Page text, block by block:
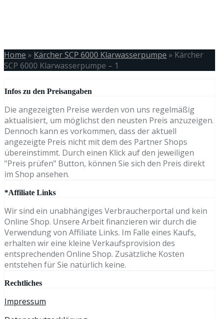
Home » Kärcher SCP 6000 Klarwasserpumpe » Kärcher
SCP 6000 Klarwasserpumpe – 1
Infos zu den Preisangaben
Die angezeigten Preise werden von uns regelmäßig
aktualisiert, um möglichst den neusten Preis anzuzeigen.
Dennoch kann es vorkommen, dass der aktuell
angezeigte Preis nicht mit dem des Partner Shops
übereinstimmt. Durch einen Klick auf den jeweiligen
"Preis prüfen" Button, können Sie sich den Preis direkt
im Shop ansehen.
*Affiliate Links
Wir sind ein unabhängiges Verbraucherportal und kein
Online Shop. Unsere Arbeit finanzieren wir durch die
Verwendung von Affiliate Links. Im Falle eines Kaufs,
erhalten wir eine kleine Verkaufsprovision des
entsprechenden Online Shop. Zusätzliche Kosten
entstehen für Sie natürlich keine.
Rechtliches
Impressum